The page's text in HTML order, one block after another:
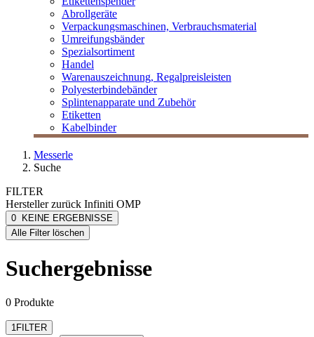
Abrollgeräte
Verpackungsmaschinen, Verbrauchsmaterial
Umreifungsbänder
Spezialsortiment
Handel
Warenauszeichnung, Regalpreisleisten
Polyesterbindebänder
Splintenapparate und Zubehör
Etiketten
Kabelbinder
Messerle
Suche
FILTER
Herstellerzurück Infiniti OMP
infiniti omp
[e] one
3M
mehr anzeigen
0
KEINE ERGEBNISSE
Alle Filter löschen
Suchergebnisse
0 Produkte
1FILTER